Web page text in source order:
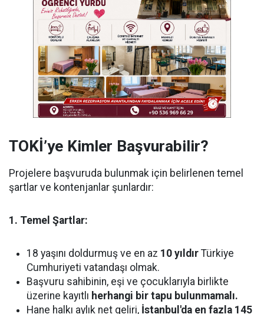
TOKİ’ye Kimler Başvurabilir?
Projelere başvuruda bulunmak için belirlenen temel
şartlar ve kontenjanlar şunlardır:
1. Temel Şartlar:
18 yaşını doldurmuş ve en az 10 yıldır Türkiye
Cumhuriyeti vatandaşı olmak.
Başvuru sahibinin, eşi ve çocuklarıyla birlikte
üzerine kayıtlı herhangi bir tapu bulunmamalı.
Hane halkı aylık net geliri, İstanbul'da en fazla 145